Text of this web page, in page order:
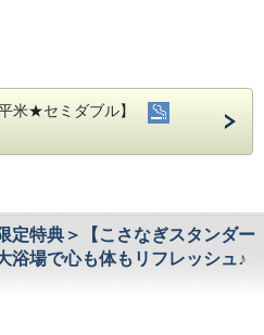
米★セミダブル】
定特典＞【こさなぎスタンダー
浴場で心も体もリフレッシュ♪